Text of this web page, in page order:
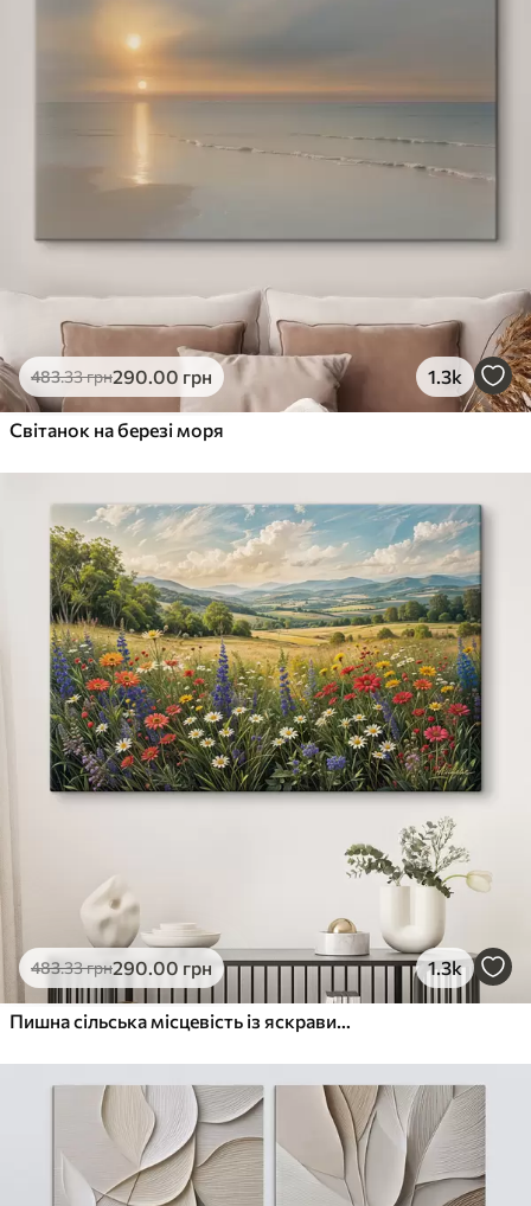
483.33грн290.00 грн 1.3k
Світанок на березі моря
483.33грн290.00 грн 1.3k
Пишна сільська місцевість із яскравим лугом диких квітів, наповненим різнокольоровими квітами під хмарним небом